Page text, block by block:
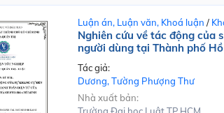
Luận án, Luận văn, Khoá luận /
Nghiên cứu về tác động của
người dùng tại Thành phố
Tác giả:
Dương, Tường Phượng Thư
Nhà xuất bản: